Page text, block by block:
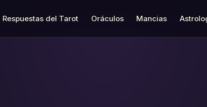
Respuestas del Tarot Oráculos Mancias